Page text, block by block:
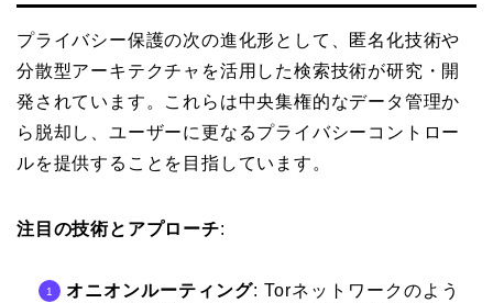
プライバシー保護の次の進化形として、匿名化技術や
分散型アーキテクチャを活用した検索技術が研究・開
発されています。これらは中央集権的なデータ管理か
ら脱却し、ユーザーに更なるプライバシーコントロー
ルを提供することを目指しています。
注目の技術とアプローチ:
オニオンルーティング: Torネットワークのよう